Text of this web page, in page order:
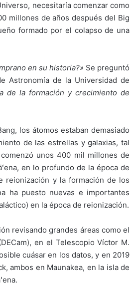
necesitaría comenzar como
millones de años después del Big
formado por el colapso de una
en su historia?» Se preguntó
Astronomía de la Universidad de
de la formación y crecimiento de
los átomos estaban demasiado
de las estrellas y galaxias, tal
unos 400 mil millones de
en lo profundo de la época de
reionización y la formación de los
ha puesto nuevas e importantes
en la época de reionización.
revisando grandes áreas como el
en el Telescopio Víctor M.
cuásar en los datos, y en 2019
ambos en Maunakea, en la isla de